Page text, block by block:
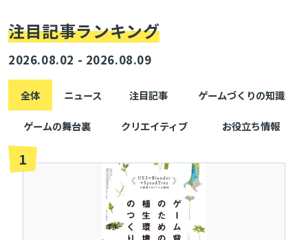
注目記事ランキング
2026.08.02 - 2026.08.09
全体 ニュース 注目記事 ゲームづくりの知識
ゲームの舞台裏 クリエイティブ お役立ち情報
1